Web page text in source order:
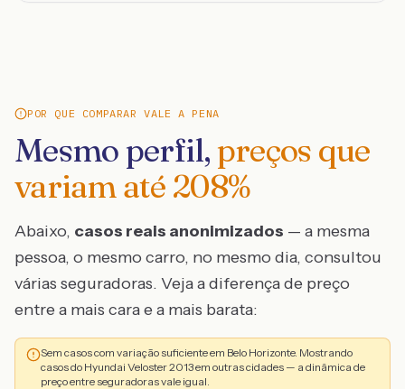
POR QUE COMPARAR VALE A PENA
Mesmo perfil, preços que
variam até 208%
Abaixo, casos reais anonimizados — a mesma
pessoa, o mesmo carro, no mesmo dia, consultou
várias seguradoras. Veja a diferença de preço
entre a mais cara e a mais barata:
Sem casos com variação suficiente em Belo Horizonte. Mostrando
casos do Hyundai Veloster 2013 em outras cidades — a dinâmica de
preço entre seguradoras vale igual.